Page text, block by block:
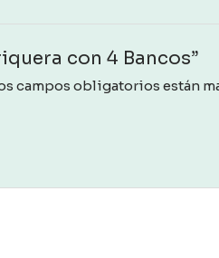
con 4 Bancos”
campos obligatorios están